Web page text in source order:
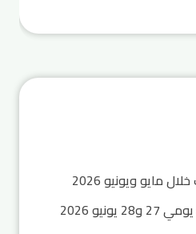
مايو ويونيو 2026
2026